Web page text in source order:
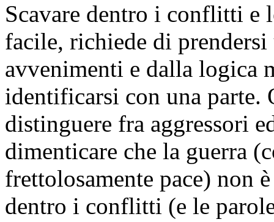
Scavare dentro i conflitti e
facile, richiede di
avvenimenti e dalla logica
identificarsi con una parte.
distinguere fra aggressori
dimenticare che la guerra
frettolosamente pace) non
dentro i conflitti (e le